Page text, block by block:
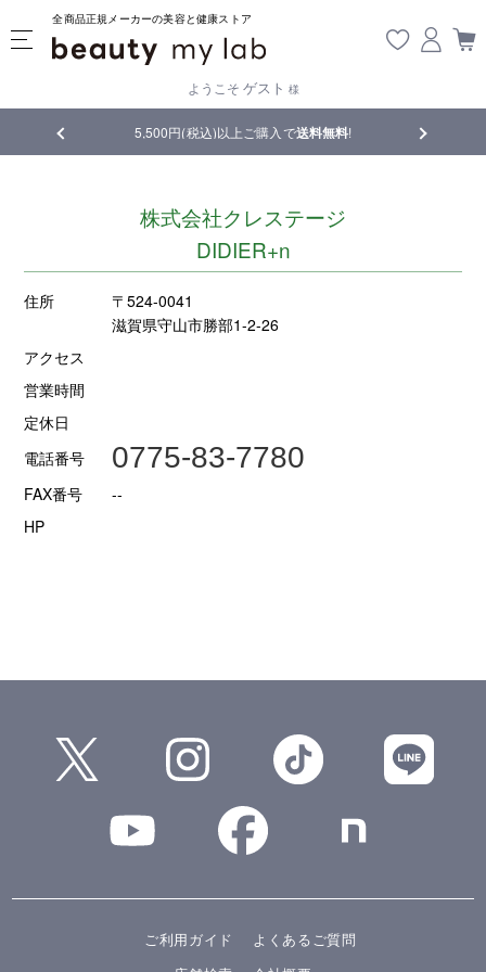
全商品正規メーカーの美容と健康ストア
ようこそ ゲスト 様
5,500円(税込)以上ご購入で送料無料! 【重要】
株式会社クレステージ
DIDIER+n
住所
〒524-0041
滋賀県守山市勝部1-2-26
アクセス
営業時間
定休日
電話番号
0775-83-7780
FAX番号
--
HP
ご利用ガイド
よくあるご質問